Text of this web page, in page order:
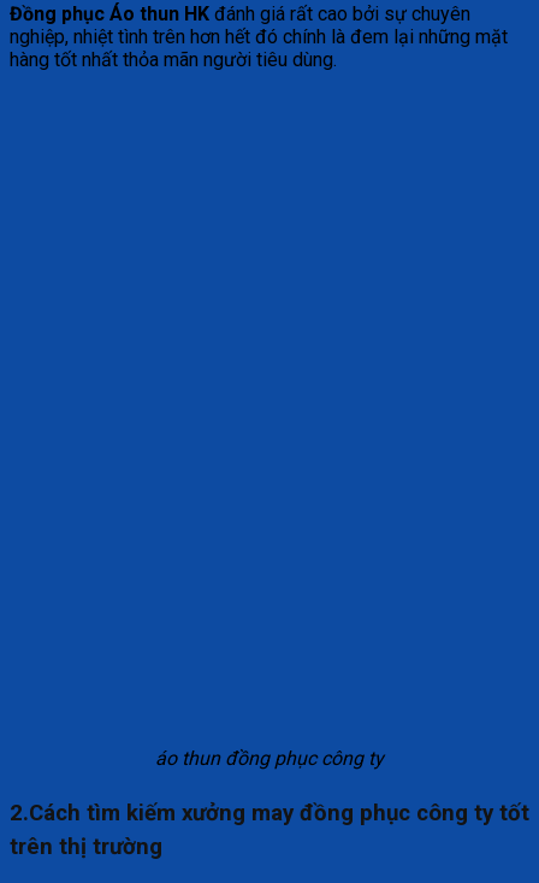
Đồng phục Áo thun HK đánh giá rất cao bởi sự chuyên
nghiệp, nhiệt tình trên hơn hết đó chính là đem lại những mặt
hàng tốt nhất thỏa mãn người tiêu dùng.
áo thun đồng phục công ty
2.Cách tìm kiếm xưởng may đồng phục công ty tốt
trên thị trường